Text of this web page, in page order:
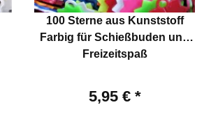
100 Sterne aus Kunststoff
Farbig für Schießbuden und
Freizeitspaß
5,95 € *